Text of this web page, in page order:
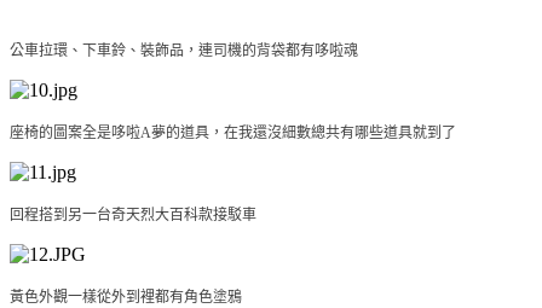
公車拉環、下車鈴、裝飾品，連司機的背袋都有哆啦魂
座椅的圖案全是哆啦A夢的道具，在我還沒細數總共有哪些道具就到了
回程搭到另一台奇天烈大百科款接駁車
黃色外觀一樣從外到裡都有角色塗鴉